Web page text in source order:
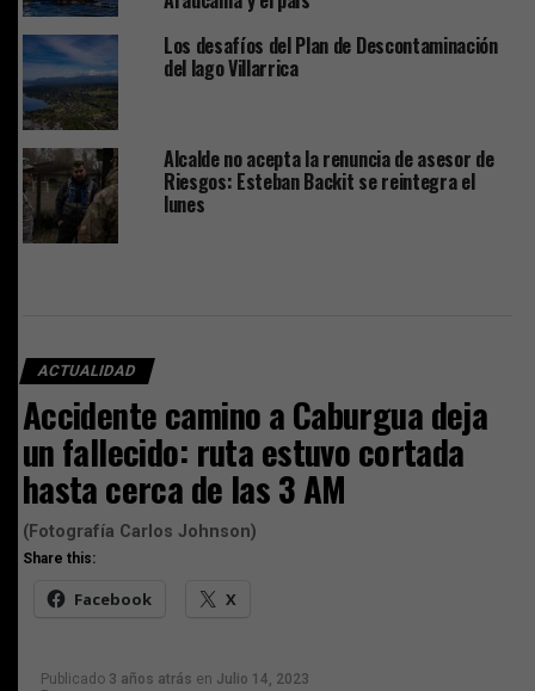
Los desafíos del Plan de Descontaminación
del lago Villarrica
Alcalde no acepta la renuncia de asesor de
Riesgos: Esteban Backit se reintegra el
lunes
ACTUALIDAD
Accidente camino a Caburgua deja
un fallecido: ruta estuvo cortada
hasta cerca de las 3 AM
(Fotografía Carlos Johnson)
Share this:
Facebook X
Publicado 3 años atrás en Julio 14, 2023